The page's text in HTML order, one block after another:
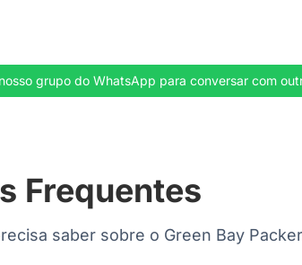
grupo do WhatsApp para conversar com
Frequentes
saber sobre o Green Bay